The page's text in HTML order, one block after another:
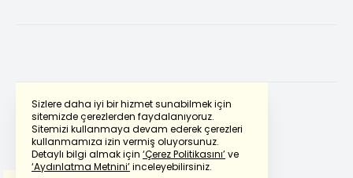
Sizlere daha iyi bir hizmet sunabilmek için
sitemizde çerezlerden faydalanıyoruz.
Sitemizi kullanmaya devam ederek çerezleri
kullanmamıza izin vermiş oluyorsunuz.
Detaylı bilgi almak için ‘Çerez Politikasını’ve
‘Aydınlatma Metnini’inceleyebilirsiniz.
Powered by Translate